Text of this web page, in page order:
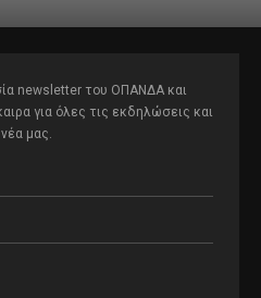
newsletter του ΟΠΑΝΔΑ και
για όλες τις εκδηλώσεις και
μας.